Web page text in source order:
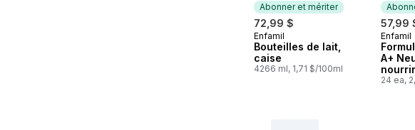
Abonner et mériter
72,99 $
Abonner et mériter
Enfamil
Bouteilles de lait,
caise
4266 ml, 1,71 $/100ml
57,99
Enfamil
A+
24 ea,